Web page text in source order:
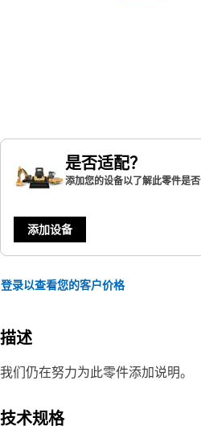
是否适配？
添加您的设备以了解此零件是
添加设备
登录以查看您的客户价格
描述
我们仍在努力为此零件添加说明。
技术规格